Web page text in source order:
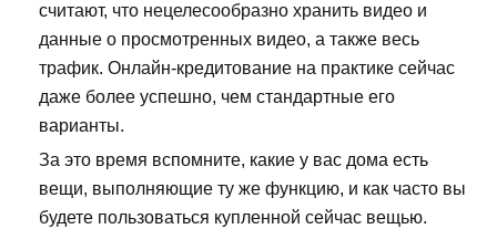
считают, что нецелесообразно хранить видео и
данные о просмотренных видео, а также весь
трафик. Онлайн-кредитование на практике сейчас
даже более успешно, чем стандартные его
варианты.
За это время вспомните, какие у вас дома есть
вещи, выполняющие ту же функцию, и как часто вы
будете пользоваться купленной сейчас вещью.